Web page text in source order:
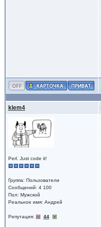
klem4
Perl. Just code it!
Группа: Пользователи
Сообщений: 4 100
Пол: Мужской
Реальное имя: Андрей
Репутация: 44